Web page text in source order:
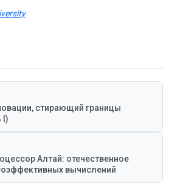
стирающий границы
I)
Алтай: отечественное
вычислений